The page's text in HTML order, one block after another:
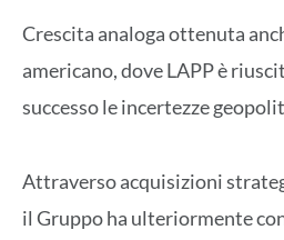
Crescita analoga ottenuta
americano, dove LAPP è
successo le incertezze
Attraverso acquisizioni
il Gruppo ha ulteriormente